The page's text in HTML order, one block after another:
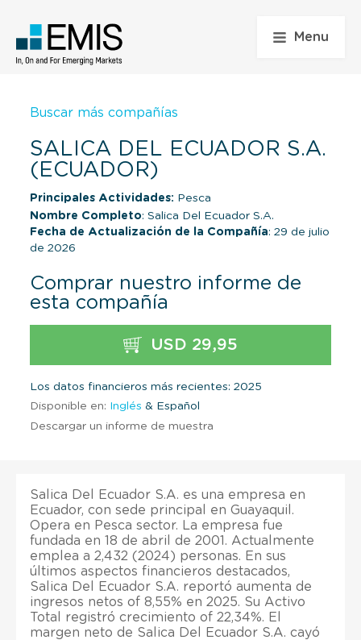
Menu
Buscar más compañías
SALICA DEL ECUADOR S.A.
(ECUADOR)
Principales Actividades: Pesca
Nombre Completo: Salica Del Ecuador S.A.
Fecha de Actualización de la Compañía: 29 de julio
de 2026
Comprar nuestro informe de
esta compañía
USD 29,95
Los datos financieros más recientes: 2025
Disponible en: Inglés & Español
Descargar un informe de muestra
Salica Del Ecuador S.A. es una empresa en
Ecuador, con sede principal en Guayaquil.
Opera en Pesca sector. La empresa fue
fundada en 18 de abril de 2001. Actualmente
emplea a 2,432 (2024) personas. En sus
últimos aspectos financieros destacados,
Salica Del Ecuador S.A. reportó aumenta de
ingresos netos of 8,55% en 2025. Su Activo
Total registró crecimiento of 22,34%. El
margen neto de Salica Del Ecuador S.A. cayó